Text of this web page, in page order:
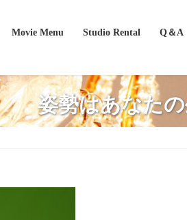
Movie Menu Studio Rental Q＆A
姿勢はあなた